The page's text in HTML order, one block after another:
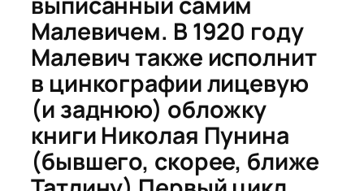
Малевичем. В 1920 году
Малевич также исполнит
в цинкографии лицевую
(и заднюю) обложку
книги Николая Пунина
(бывшего, скорее, ближе